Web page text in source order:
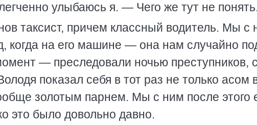
улыбаюсь я. — Чего же тут не
таксист, причем классный водитель. Мы с
когда на его машине — она нам случайно
— преследовали ночью преступников,
показал себя в тот раз не только асом
золотым парнем. Мы с ним после этого
это было довольно давно.